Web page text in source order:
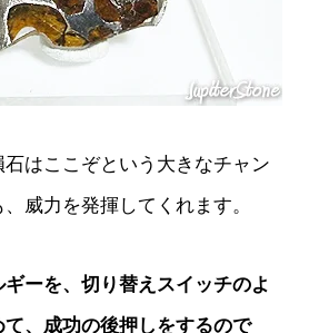
はここぞという大きなチャン
威力を発揮してくれます。
ーを、切り替えスイッチのよ
、成功の後押しをするので